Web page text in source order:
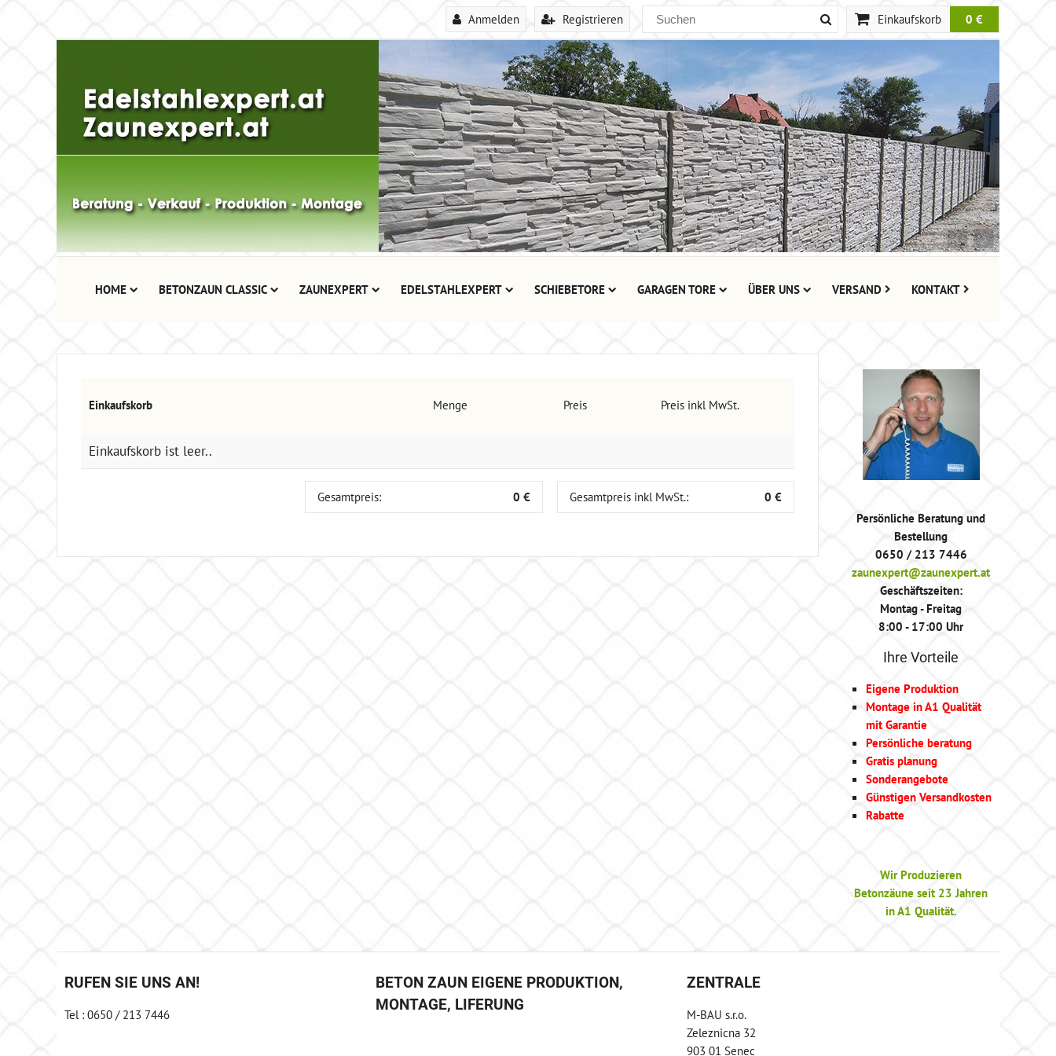
Anmelden Registrieren Einkaufskorb 0 €
HOME BETONZAUN CLASSIC ZAUNEXPERT EDELSTAHLEXPERT SCHIEBETORE GARAGEN TORE ÜBER UNS VERSAND KONTAKT
Einkaufskorb Menge Preis Preis inkl MwSt.
Einkaufskorb ist leer..
Gesamtpreis: 0 € Gesamtpreis inkl MwSt.:
0 €
Persönliche Beratung und
Bestellung
0650 / 213 7446
zaunexpert@zaunexpert.at
Geschäftszeiten:
Montag - Freitag
8:00 - 17:00 Uhr
Ihre Vorteile
Eigene Produktion
Montage in A1 Qualität
mit Garantie
Persönliche beratung
Gratis planung
Sonderangebote
Günstigen Versandkosten
Rabatte
Wir Produzieren
Betonzäune seit 23 Jahren
in A1 Qualität.
RUFEN SIE UNS AN!
Tel : 0650 / 213 7446
BETON ZAUN EIGENE PRODUKTION,
MONTAGE, LIFERUNG
ZENTRALE
M-BAU s.r.o.
Zeleznicna 32
903 01 Senec